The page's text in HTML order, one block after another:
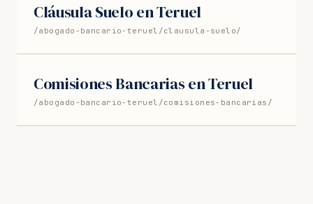
Cláusula Suelo en Teruel
/abogado-bancario-teruel/clausula-suelo/
Comisiones Bancarias en Teruel
/abogado-bancario-teruel/comisiones-bancarias/